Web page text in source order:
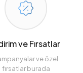
ve Fırsatlar
ve özel
fırsatlar burada